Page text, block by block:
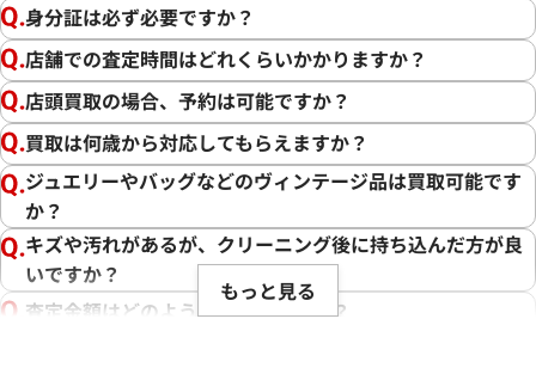
身分証は必ず必要ですか？
店舗での査定時間はどれくらいかかりますか？
店頭買取の場合、予約は可能ですか？
買取は何歳から対応してもらえますか？
ジュエリーやバッグなどのヴィンテージ品は買取可能です
か？
キズや汚れがあるが、クリーニング後に持ち込んだ方が良
いですか？
査定金額はどのように決まりますか？
もっと見る